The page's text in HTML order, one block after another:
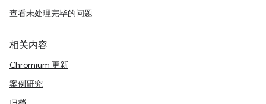
查看未处理完毕的问题
相关内容
Chromium 更新
案例研究